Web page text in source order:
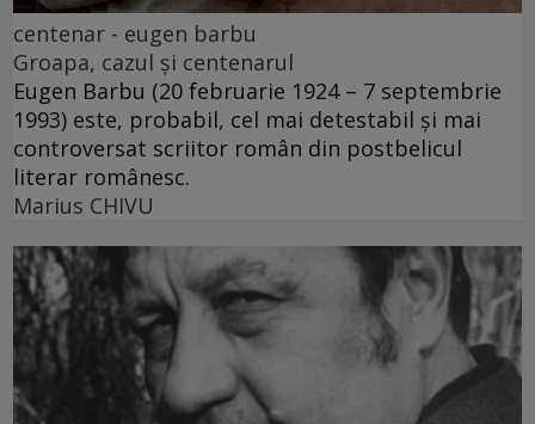
centenar - eugen barbu
Groapa, cazul și centenarul
Eugen Barbu (20 februarie 1924 – 7 septembrie
1993) este, probabil, cel mai detestabil și mai
controversat scriitor român din postbelicul
literar românesc.
Marius CHIVU